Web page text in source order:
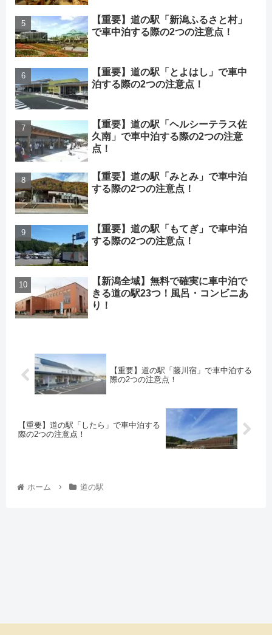
【重要】道の駅「新潟ふるさと村」
で車中泊する際の2つの注意点！
【重要】道の駅「とよはし」で車中
泊する際の2つの注意点！
【重要】道の駅「ヘルシーテラス佐
久南」で車中泊する際の2つの注意
点！
【重要】道の駅「みとみ」で車中泊
する際の2つの注意点！
【重要】道の駅「もてぎ」で車中泊
する際の2つの注意点！
【新潟全域】無料で確実に車中泊で
きる道の駅23つ！風呂・コンビニあ
り！
【重要】道の駅「藤川宿」で車中泊する
際の2つの注意点！
【重要】道の駅「したら」で車中泊する
際の2つの注意点！
ホーム 道の駅